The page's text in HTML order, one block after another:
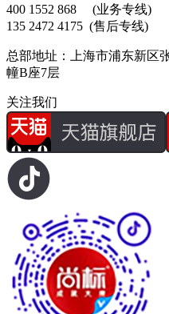
400 1552 868
(业务专线)
135 2472 4175 (售后专线)
总部地址：上海市浦东新区
幢B座7层
关注我们